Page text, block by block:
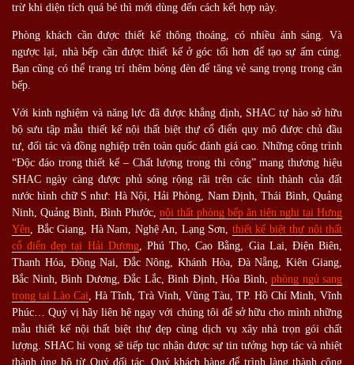
trừ khi diện tích quá bé thì mới dùng đến cách kết hợp này.
Phòng khách cần được thiết kế thông thoáng, có nhiều ánh sáng. Và
ngược lại, nhà bếp cần được thiết kế ở góc tối hơn để tạo sự ấm cúng.
Bạn cũng có thể trang trí thêm bóng đèn để tăng vẻ sang trọng trong căn
bếp.
Với kinh nghiệm và năng lực đã được khẳng định, SHAC tự hào sở hữu
bộ sưu tập mẫu thiết kế nội thất biệt thự cổ điển quy mô được chủ đầu
tư, đối tác và đồng nghiệp trên toàn quốc đánh giá cao. Những công trình
“Độc đáo trong thiết kế – Chất lượng trong thi công” mang thương hiệu
SHAC ngày càng được phủ sóng rộng rãi trên các tỉnh thành của đất
nước hình chữ S như: Hà Nội, Hải Phòng, Nam Định, Thái Bình, Quảng
Ninh, Quảng Bình, Bình Phước, nội thất phòng bếp ăn tiện nghi tại Hưng
Yên, Bắc Giang, Hà Nam, Nghệ An, Lạng Sơn, thiết kế biệt thự nội thất
cổ điển đẹp tại Hải Dương, Phú Thọ, Cao Bằng, Gia Lai, Điện Biên,
Thanh Hóa, Đồng Nai, Đắc Nông, Khánh Hòa, Đà Nẵng, Kiên Giang,
Bắc Ninh, Bình Dương, Đắc Lắc, Bình Định, Hòa Bình, phòng ngủ sang
trọng tại Lào Cai, Hà Tĩnh, Trà Vinh, Vũng Tàu, TP. Hồ Chí Minh, Vĩnh
Phúc… Quý vị hãy liên hệ ngay với chúng tôi để sở hữu cho mình những
mẫu thiết kế nội thất biệt thự đẹp cùng dịch vụ xây nhà trọn gói chất
lượng. SHAC hi vọng sẽ tiếp tục nhận được sự tin tưởng hợp tác và nhiệt
thành ủng hộ từ Quý đối tác, Quý khách hàng để trình làng thành công